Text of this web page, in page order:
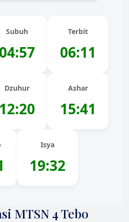
Subuh
04:57
Terbit
06:11
Dzuhur
12:20
Ashar
15:41
Isya
19:32
MTSN 4 Tebo